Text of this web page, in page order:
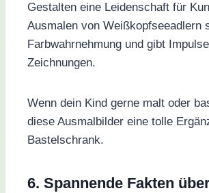
Gestalten eine Leidenschaft für
Ausmalen von Weißkopfseeadlern
Farbwahrnehmung und gibt
Zeichnungen.
Wenn dein Kind gerne malt oder
diese Ausmalbilder eine tolle
Bastelschrank.
6. Spannende Fakten